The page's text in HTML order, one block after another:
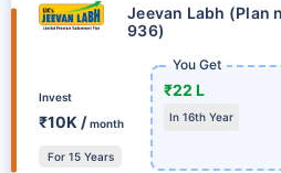
Jeevan Labh (Plan
936)
Invest
₹10K /month
For 15 Years
You Get
₹22 L
In 16th Year